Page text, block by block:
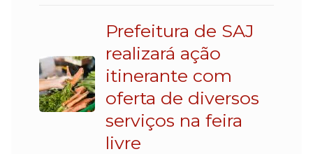
Prefeitura de SAJ
realizará ação
itinerante com
oferta de diversos
serviços na feira
livre